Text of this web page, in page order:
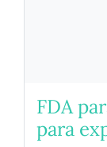
FDA
para